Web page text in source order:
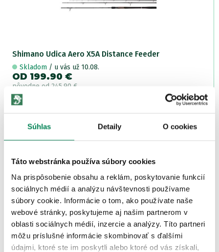
Súhlas Detaily O cookies
Táto webstránka používa súbory cookies
Na prispôsobenie obsahu a reklám, poskytovanie funkcií
sociálnych médií a analýzu návštevnosti používame
súbory cookie. Informácie o tom, ako používate naše
webové stránky, poskytujeme aj našim partnerom v
oblasti sociálnych médií, inzercie a analýzy. Títo partneri
môžu príslušné informácie skombinovať s ďalšími
údajmi, ktoré ste im poskytli alebo ktoré od vás získali,
Shimano Udica Aero X5A Distance Feeder
Skladom / u vás už 10.08.
OD 199.90 €
pôvodne od 245.90 €
2 varianty
Shimano Udica Aero X3 Distance Feeder
Skladom/ u vás už 10.08.
OD 95.90 €
od 122.90 €